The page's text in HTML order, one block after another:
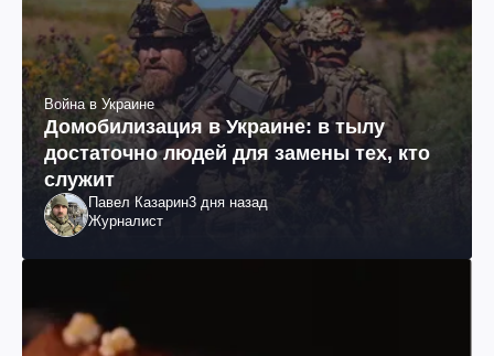
Война в Украине
Домобилизация в Украине: в тылу
достаточно людей для замены тех, кто
служит
Павел Казарин3 дня назад
Журналист